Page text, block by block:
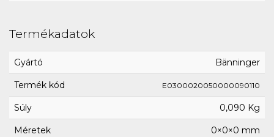
Termékadatok
Gyártó Bänninger
Termék kód E0300020050000090110
Súly 0,090 Kg
Méretek 0×0×0 mm